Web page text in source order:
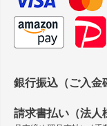
銀行振込（ご入金
請求書払い（法人